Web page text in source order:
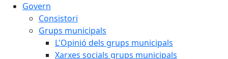
Govern
Consistori
Grups municipals
L'Opinió dels grups municipals
Xarxes socials grups municipals